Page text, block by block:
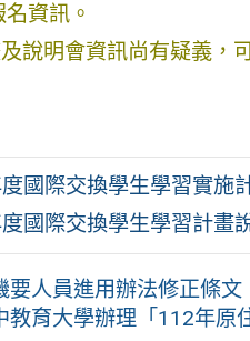
資訊。
說明會資訊尚有疑義，
國際交換學生學習實施
國際交換學生學習計畫
要人員進用辦法修正條文
教育大學辦理「112年